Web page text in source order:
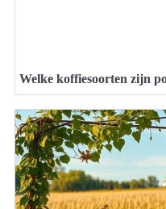
Welke koffiesoorten zijn